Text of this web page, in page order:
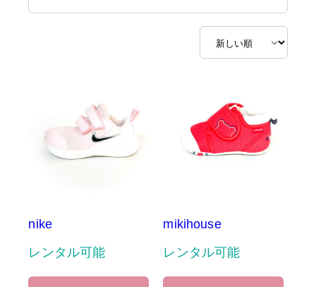
nike
レンタル可能
mikihouse
レンタル可能